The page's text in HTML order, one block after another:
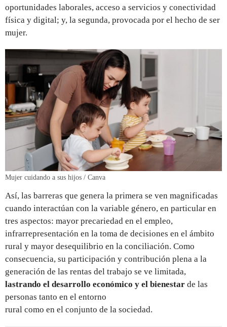
oportunidades laborales, acceso a servicios y conectividad
física y digital; y, la segunda, provocada por el hecho de ser
mujer.
Mujer cuidando a sus hijos / Canva
Así, las barreras que genera la primera se ven magnificadas
cuando interactúan con la variable género, en particular en
tres aspectos: mayor precariedad en el empleo,
infrarrepresentación en la toma de decisiones en el ámbito
rural y mayor desequilibrio en la conciliación. Como
consecuencia, su participación y contribución plena a la
generación de las rentas del trabajo se ve limitada,
lastrando el desarrollo económico y el bienestar de las
personas tanto en el entorno
rural como en el conjunto de la sociedad.